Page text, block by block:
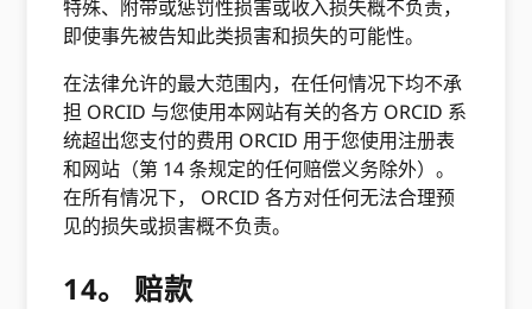
特殊、附带或惩罚性损害或收入损失概不负责，
即使事先被告知此类损害和损失的可能性。
在法律允许的最大范围内，在任何情况下均不承
担 ORCID 与您使用本网站有关的各方 ORCID 系
统超出您支付的费用 ORCID 用于您使用注册表
和网站（第 14 条规定的任何赔偿义务除外）。
在所有情况下， ORCID 各方对任何无法合理预
见的损失或损害概不负责。
14。 赔款